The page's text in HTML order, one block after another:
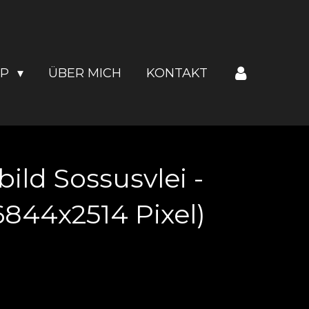
ÜBER MICH KONTAKT
Sossusvlei -
Pixel)